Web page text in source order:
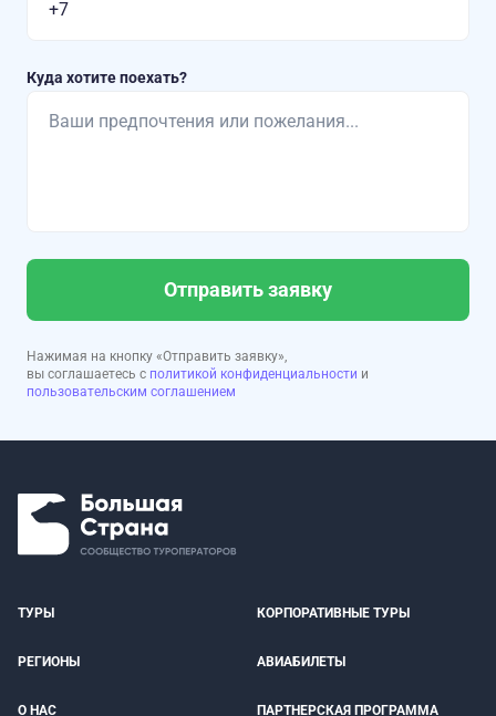
Куда хотите поехать?
Отправить заявку
Нажимая на кнопку «Отправить заявку»,
вы соглашаетесь с политикой конфиденциальности и
пользовательским соглашением
ТУРЫ КОРПОРАТИВНЫЕ ТУРЫ
РЕГИОНЫ АВИАБИЛЕТЫ
О НАС ПАРТНЕРСКАЯ ПРОГРАММА